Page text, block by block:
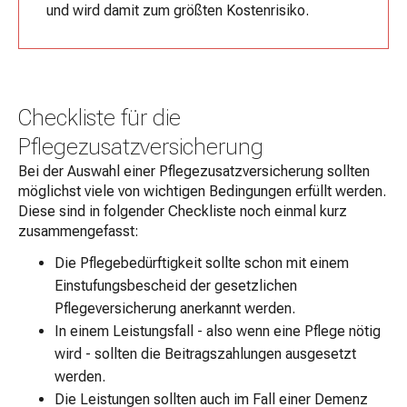
und wird damit zum größten Kostenrisiko.
Checkliste für die
Pflegezusatzversicherung
Bei der Auswahl einer Pflegezusatzversicherung sollten
möglichst viele von wichtigen Bedingungen erfüllt werden.
Diese sind in folgender Checkliste noch einmal kurz
zusammengefasst:
Die Pflegebedürftigkeit sollte schon mit einem
Einstufungsbescheid der gesetzlichen
Pflegeversicherung anerkannt werden.
In einem Leistungsfall - also wenn eine Pflege nötig
wird - sollten die Beitragszahlungen ausgesetzt
werden.
Die Leistungen sollten auch im Fall einer Demenz